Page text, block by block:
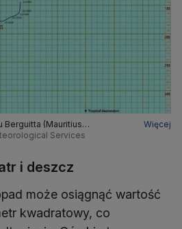
Berguitta (Mauritius
Więcej
Services
i deszcz
może osiągnąć wartość
kwadratowy, co